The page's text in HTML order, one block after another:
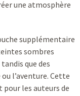
une atmosphère
supplémentaire
sombres
que des
l’aventure. Cette
les auteurs de